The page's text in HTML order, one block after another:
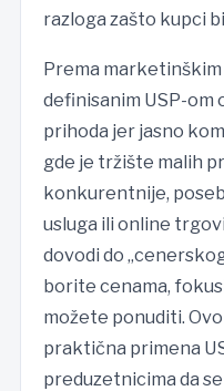
razloga zašto kupci
Prema
definisanim USP-om
prihoda jer jasno
gde je tržište malih
konkurentnije,
usluga ili online
dovodi do
borite cenama,
možete ponuditi.
praktična primena
preduzetnicima da